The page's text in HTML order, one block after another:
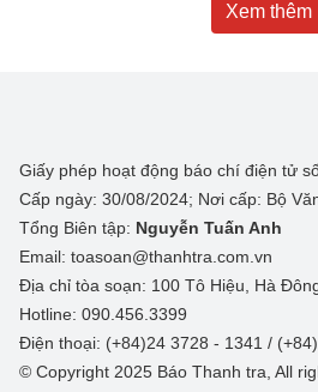
Xem thêm
Giấy phép hoạt động báo chí điện tử
Cấp ngày: 30/08/2024; Nơi cấp: Bộ
Tổng Biên tập: Nguyễn Tuấn Anh
Email: toasoan@thanhtra.com.vn
Địa chỉ tòa soạn: 100 Tô Hiệu, Hà
Hotline: 090.456.3399
Điện thoại: (+84)24 3728 - 1341 /
© Copyright 2025 Báo Thanh tra, All